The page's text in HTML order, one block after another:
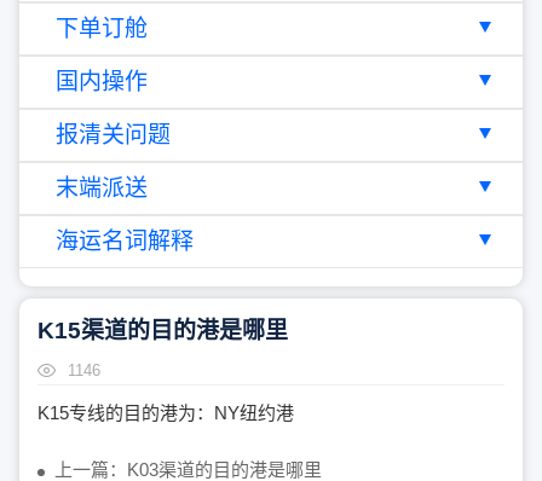
下单订舱
国内操作
报清关问题
末端派送
海运名词解释
K15渠道的目的港是哪里
1146
K15专线的目的港为：NY纽约港
上一篇：K03渠道的目的港是哪里